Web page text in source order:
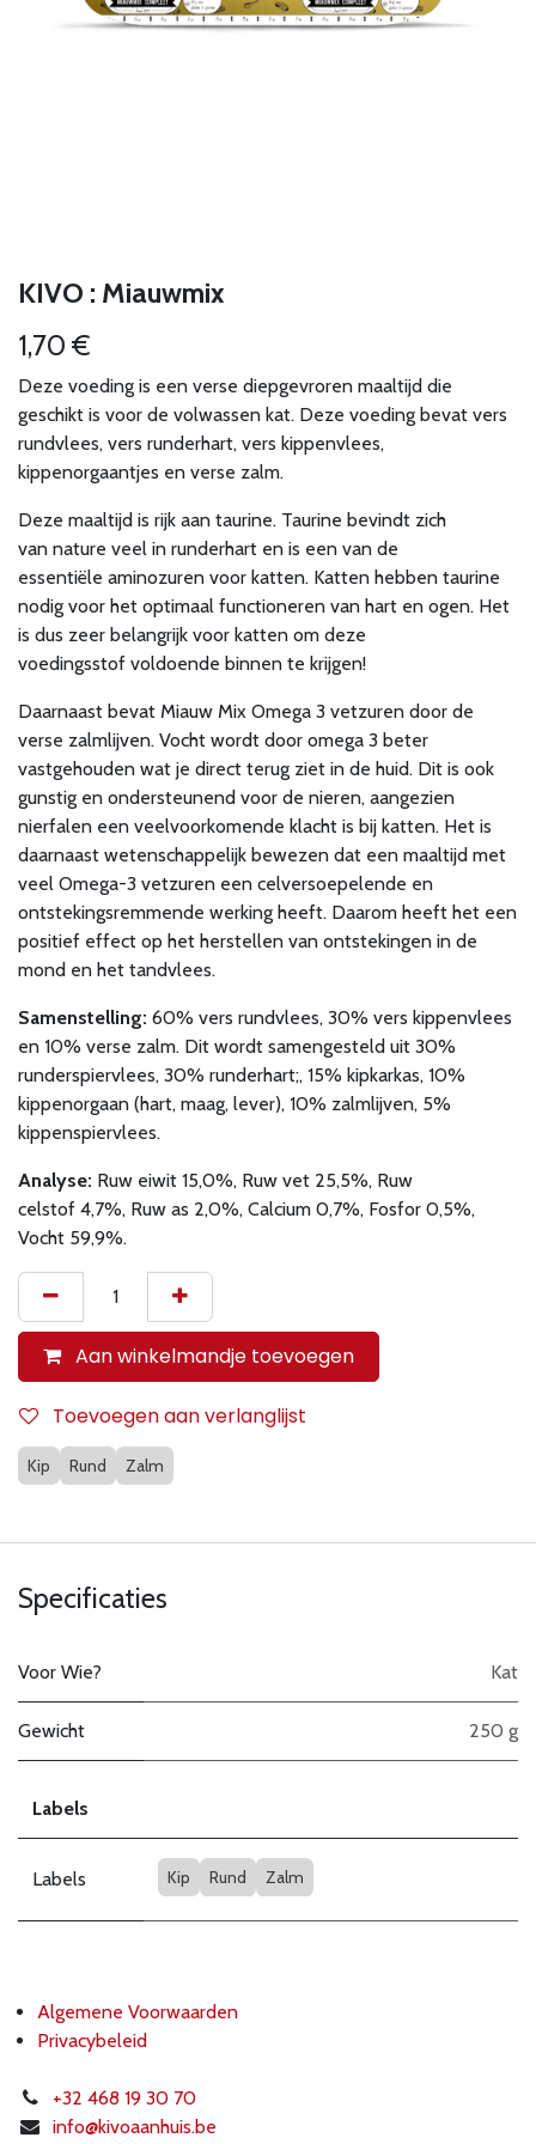
KIVO : Miauwmix
1,70 €
Deze voeding is een verse diepgevroren maaltijd die
geschikt is voor de volwassen kat. Deze voeding bevat vers
rundvlees, vers runderhart, vers kippenvlees,
kippenorgaantjes en verse zalm.
Deze maaltijd is rijk aan taurine. Taurine bevindt zich
van nature veel in runderhart en is een van de
essentiële aminozuren voor katten. Katten hebben taurine
nodig voor het optimaal functioneren van hart en ogen. Het
is dus zeer belangrijk voor katten om deze
voedingsstof voldoende binnen te krijgen!
Daarnaast bevat Miauw Mix Omega 3 vetzuren door de
verse zalmlijven. Vocht wordt door omega 3 beter
vastgehouden wat je direct terug ziet in de huid. Dit is ook
gunstig en ondersteunend voor de nieren, aangezien
nierfalen een veelvoorkomende klacht is bij katten. Het is
daarnaast wetenschappelijk bewezen dat een maaltijd met
veel Omega-3 vetzuren een celversoepelende en
ontstekingsremmende werking heeft. Daarom heeft het een
positief effect op het herstellen van ontstekingen in de
mond en het tandvlees.
Samenstelling: 60% vers rundvlees, 30% vers kippenvlees
en 10% verse zalm. Dit wordt samengesteld uit 30%
runderspiervlees, 30% runderhart;, 15% kipkarkas, 10%
kippenorgaan (hart, maag, lever), 10% zalmlijven, 5%
kippenspiervlees.
Analyse: Ruw eiwit 15,0%, Ruw vet 25,5%, Ruw
celstof 4,7%, Ruw as 2,0%, Calcium 0,7%, Fosfor 0,5%,
Vocht 59,9%.
Aan winkelmandje toevoegen
Toevoegen aan verlanglijst
Kip Rund Zalm
Specificaties
Voor Wie? Kat
Gewicht 250 g
Labels
Labels Kip Rund Zalm
Algemene Voorwaarden
Privacybeleid
+32 468 19 30 70
info@kivoaanhuis.be